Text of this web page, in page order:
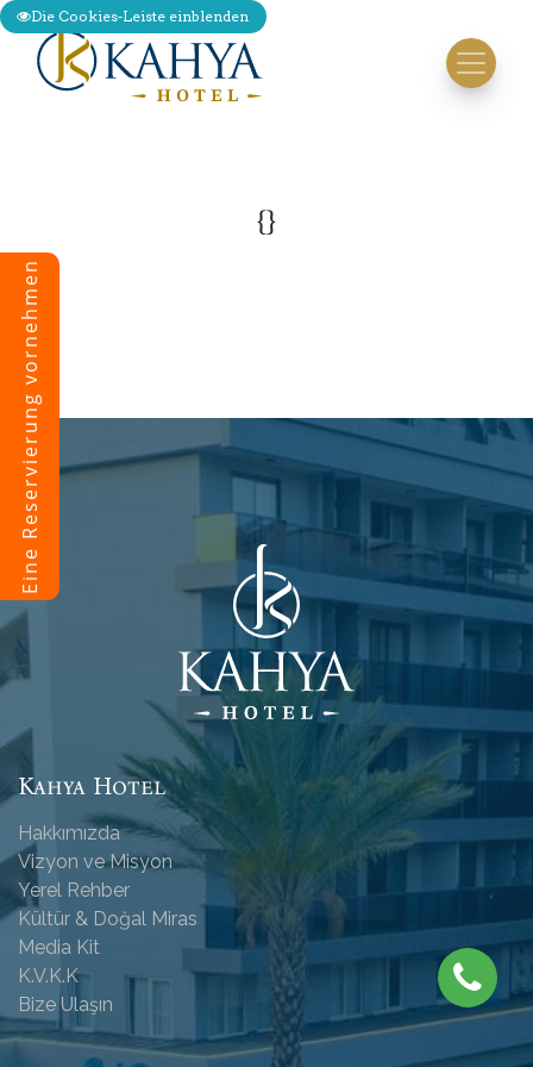
{}
Kahya Hotel
Hakkımızda
Vizyon ve Misyon
Yerel Rehber
Kültür & Doğal Miras
Media Kit
K.V.K.K
Bize Ulaşın
Eine Reservierung vornehmen
Die Cookies-Leiste einblenden